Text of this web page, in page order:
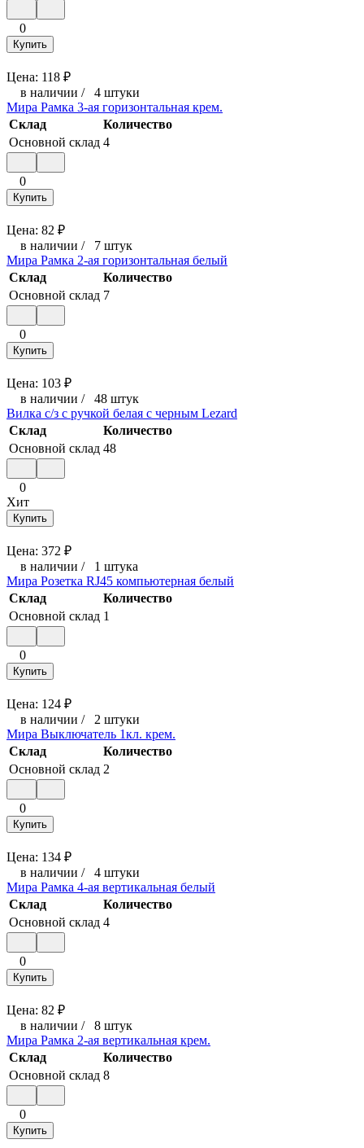
0
Купить
Цена: 118 ₽
в наличии / 4 штуки
Мира Рамка 3-ая горизонтальная крем.
Склад
Количество
Основной склад 4
0
Купить
Цена: 82 ₽
в наличии / 7 штук
Мира Рамка 2-ая горизонтальная белый
Склад
Количество
Основной склад 7
0
Купить
Цена: 103 ₽
в наличии / 48 штук
Вилка с/з с ручкой белая с черным Lezard
Склад
Количество
Основной склад 48
0
Хит
Купить
Цена: 372 ₽
в наличии / 1 штука
Мира Розетка RJ45 компьютерная белый
Склад
Количество
Основной склад 1
0
Купить
Цена: 124 ₽
в наличии / 2 штуки
Мира Выключатель 1кл. крем.
Склад
Количество
Основной склад 2
0
Купить
Цена: 134 ₽
в наличии / 4 штуки
Мира Рамка 4-ая вертикальная белый
Склад
Количество
Основной склад 4
0
Купить
Цена: 82 ₽
в наличии / 8 штук
Мира Рамка 2-ая вертикальная крем.
Склад
Количество
Основной склад 8
0
Купить